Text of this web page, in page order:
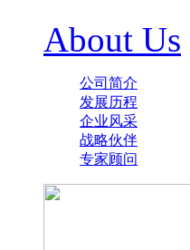
About Us
公司简介
发展历程
企业风采
战略伙伴
专家顾问